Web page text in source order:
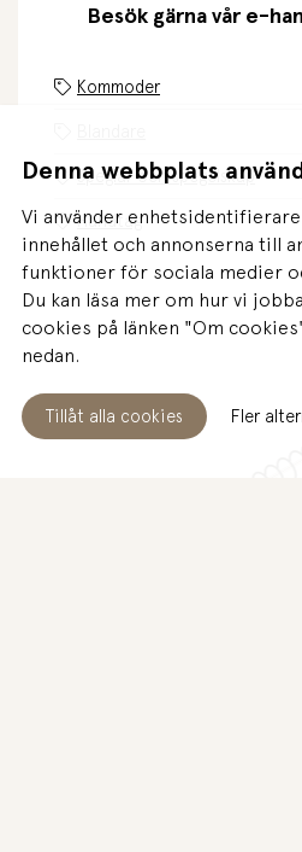
Denna webbplats
Vi använder
innehållet och annonserna till
funktioner för sociala medier
Du kan läsa mer om hur vi
cookies på länken "Om
nedan.
Tillåt alla cookies Fler
Besök gärna vår e-
Kommoder
Speglar och spegelskåp
Handtag